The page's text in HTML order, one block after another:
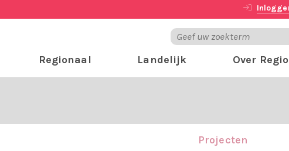
Regionaal Landelijk Over
Projecten